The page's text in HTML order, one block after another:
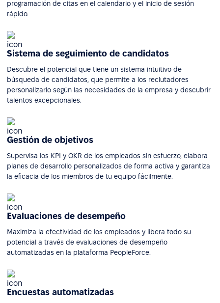
programación de citas en el calendario y el inicio de sesión
rápido.
Sistema de seguimiento de candidatos
Descubre el potencial que tiene un sistema intuitivo de
búsqueda de candidatos, que permite a los reclutadores
personalizarlo según las necesidades de la empresa y descubrir
talentos excepcionales.
Gestión de objetivos
Supervisa los KPI y OKR de los empleados sin esfuerzo, elabora
planes de desarrollo personalizados de forma activa y garantiza
la eficacia de los miembros de tu equipo fácilmente.
Evaluaciones de desempeño
Maximiza la efectividad de los empleados y libera todo su
potencial a través de evaluaciones de desempeño
automatizadas en la plataforma PeopleForce.
Encuestas automatizadas